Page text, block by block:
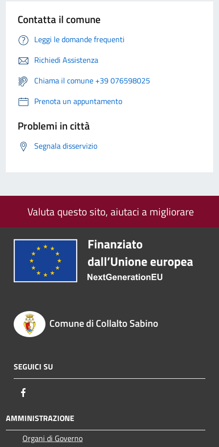
Contatta il comune
Leggi le domande frequenti
Richiedi Assistenza
Chiama il comune +39 076598025
Prenota un appuntamento
Problemi in città
Segnala disservizio
Valuta questo sito, aiutaci a migliorare
Comune di Collalto Sabino
SEGUICI SU
AMMINISTRAZIONE
Organi di Governo